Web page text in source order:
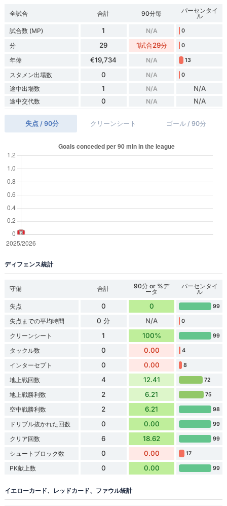
全試合 合計 90分毎 パーセンタイ
ル
試合数 (MP)
1 N/A 0
分 29 1試合29分 0
年俸 €19,734 N/A 13
スタメン出場数 0 N/A 0
途中出場数 1 N/A N/A
途中交代数 0 N/A N/A
失点 / 90分 クリーンシート ゴール / 90分
ディフェンス統計
守備 合計 90分 or %デ
ータ
パーセンタイ
ル
失点
0 0 99
失点までの平均時間 0 分 N/A 0
クリーンシート 1 100% 99
タックル数 0 0.00 4
インターセプト 0 0.00 8
地上戦回数 4 12.41 72
地上戦勝利数 2 6.21 75
空中戦勝利数 2 6.21 98
ドリブル抜かれた回数 0 0.00 99
クリア回数 6 18.62 99
シュートブロック数 0 0.00 17
PK献上数 0 0.00 99
イエローカード、レッドカード、ファウル統計